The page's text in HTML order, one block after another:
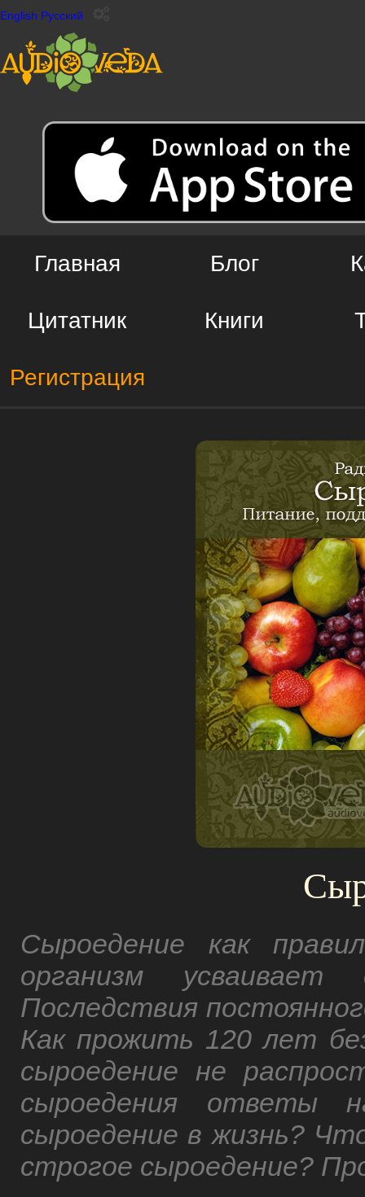
English Русский
Главная Блог
Цитатник Книги
Регистрация
Сыроедение как
организм
Последствия
Как прожить 120 лет
сыроедение не
сыроедения ответы
сыроедение в жизнь?
строгое сыроедение?